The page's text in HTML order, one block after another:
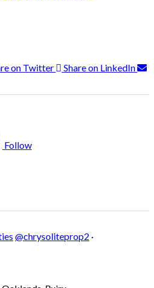
on Twitter
Share on LinkedIn
Follow
@chrysoliteprop2 ·